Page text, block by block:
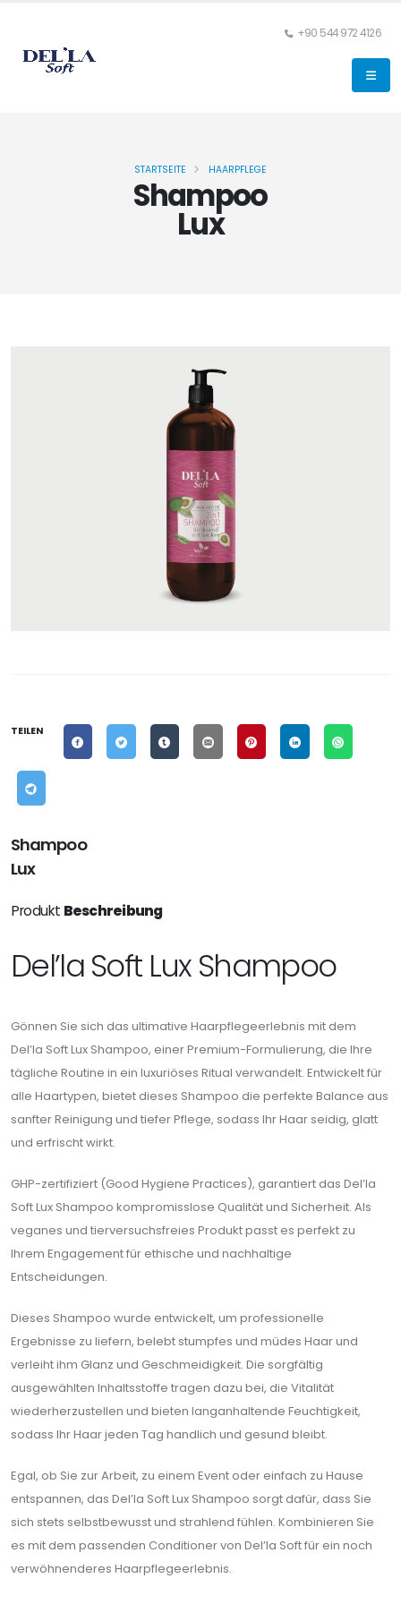
+90 544 972 4126
Shampoo
Lux
STARTSEITE HAARPFLEGE
TEILEN
Shampoo
Lux
Produkt Beschreibung
Del’la Soft Lux Shampoo
Gönnen Sie sich das ultimative Haarpflegeerlebnis mit dem
Del’la Soft Lux Shampoo, einer Premium-Formulierung, die Ihre
tägliche Routine in ein luxuriöses Ritual verwandelt. Entwickelt für
alle Haartypen, bietet dieses Shampoo die perfekte Balance aus
sanfter Reinigung und tiefer Pflege, sodass Ihr Haar seidig, glatt
und erfrischt wirkt.
GHP-zertifiziert (Good Hygiene Practices), garantiert das Del’la
Soft Lux Shampoo kompromisslose Qualität und Sicherheit. Als
veganes und tierversuchsfreies Produkt passt es perfekt zu
Ihrem Engagement für ethische und nachhaltige
Entscheidungen.
Dieses Shampoo wurde entwickelt, um professionelle
Ergebnisse zu liefern, belebt stumpfes und müdes Haar und
verleiht ihm Glanz und Geschmeidigkeit. Die sorgfältig
ausgewählten Inhaltsstoffe tragen dazu bei, die Vitalität
wiederherzustellen und bieten langanhaltende Feuchtigkeit,
sodass Ihr Haar jeden Tag handlich und gesund bleibt.
Egal, ob Sie zur Arbeit, zu einem Event oder einfach zu Hause
entspannen, das Del’la Soft Lux Shampoo sorgt dafür, dass Sie
sich stets selbstbewusst und strahlend fühlen. Kombinieren Sie
es mit dem passenden Conditioner von Del’la Soft für ein noch
verwöhnenderes Haarpflegeerlebnis.